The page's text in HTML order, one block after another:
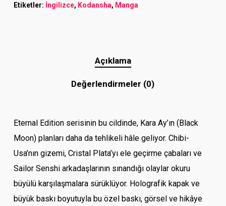
Etiketler: İngilizce, Kodansha, Manga
Açıklama
Değerlendirmeler (0)
Eternal Edition serisinin bu cildinde, Kara Ay’ın (Black
Moon) planları daha da tehlikeli hâle geliyor. Chibi-
Usa’nın gizemi, Cristal Plata’yı ele geçirme çabaları ve
Sailor Senshi arkadaşlarının sınandığı olaylar okuru
büyülü karşılaşmalara sürüklüyor. Holografik kapak ve
büyük baskı boyutuyla bu özel baskı, görsel ve hikâye